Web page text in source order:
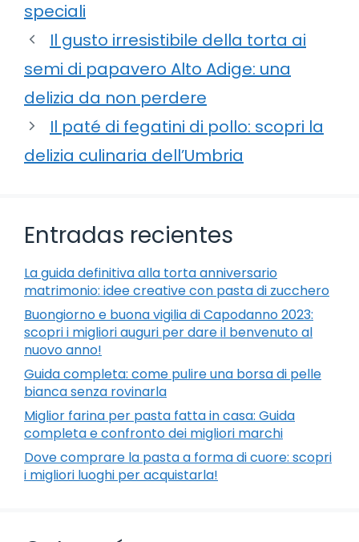
speciali
Il gusto irresistibile della torta ai
semi di papavero Alto Adige: una
delizia da non perdere
Il paté di fegatini di pollo: scopri la
delizia culinaria dell’Umbria
Entradas recientes
La guida definitiva alla torta anniversario
matrimonio: idee creative con pasta di zucchero
Buongiorno e buona vigilia di Capodanno 2023:
scopri i migliori auguri per dare il benvenuto al
nuovo anno!
Guida completa: come pulire una borsa di pelle
bianca senza rovinarla
Miglior farina per pasta fatta in casa: Guida
completa e confronto dei migliori marchi
Dove comprare la pasta a forma di cuore: scopri
i migliori luoghi per acquistarla!